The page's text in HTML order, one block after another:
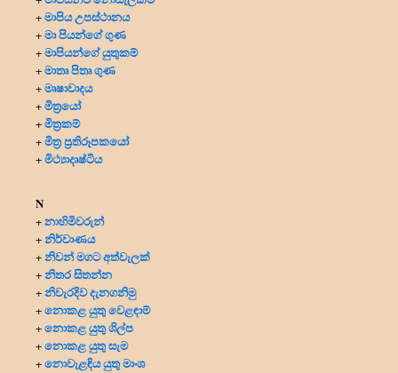
+මාපිය උපස්ථානය
+මා පියන්ගේ ගුණ
+මාපියන්ගේ යුතුකම්
+මාතෘ පිතෘ ගුණ
+මෘෂාවාදය
+මිත්‍රයෝ
+මිත්‍ර‍කම්
+මිත්‍ර‍ ප්‍ර‍තිරූපකයෝ
+මිථ්‍යාදෘෂ්ටිය
N
+නාහිමිවරුන්
+නිර්වාණය
+නිවන් මගට අත්වැලක්
+නිතර සිතන්න
+නිවැරදිව දැනගනිමු
+නොකළ යුතු වෙළඳාම්
+නොකළ යුතු ශිල්ප
+නොකළ යුතු සැම
+නොවැළඳිය යුතු මාංශ